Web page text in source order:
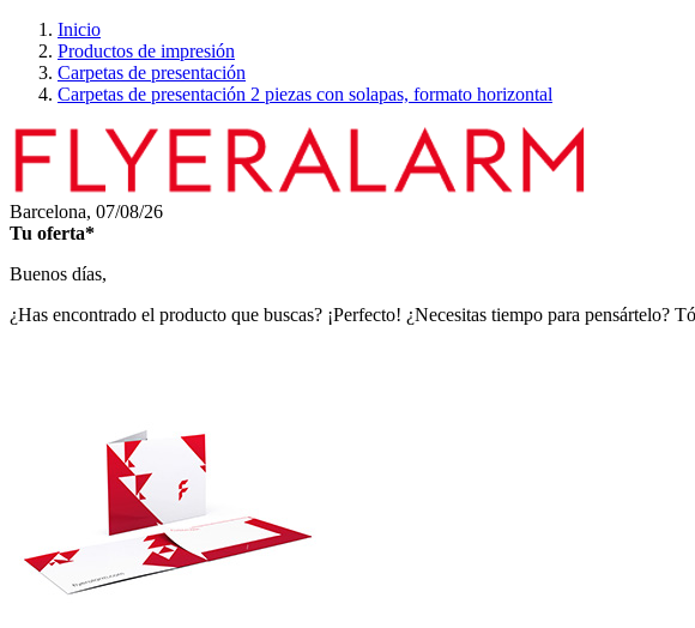
Inicio
Productos de impresión
Carpetas de presentación
Carpetas de presentación 2 piezas con solapas, formato horizontal
Barcelona, 07/08/26
Tu oferta*
Buenos días,
¿Has encontrado el producto que buscas? ¡Perfecto! ¿Necesitas tiempo para